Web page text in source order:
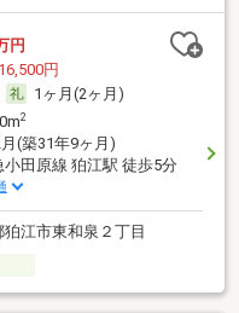
円
円
1ヶ月(2ヶ月)
2
(築31年9ヶ月)
小田原線 狛江駅 徒歩5分
狛江市東和泉２丁目